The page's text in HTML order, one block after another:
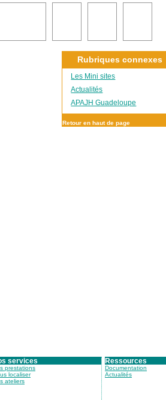
Rubriques connexes
Les Mini sites
Actualités
APAJH Guadeloupe
Retour en haut de page
services
prestations
localiser
ateliers
Ressources
Documentation
Actualités